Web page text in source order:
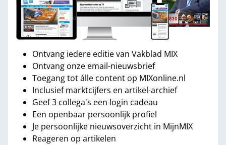
Ontvang iedere editie van Vakblad MIX
Ontvang onze email-nieuwsbrief
Toegang tot álle content op MIXonline.nl
Inclusief marktcijfers en artikel-archief
Geef 3 collega's een login cadeau
Een openbaar persoonlijk profiel
Je persoonlijke nieuwsoverzicht in MijnMIX
Reageren op artikelen